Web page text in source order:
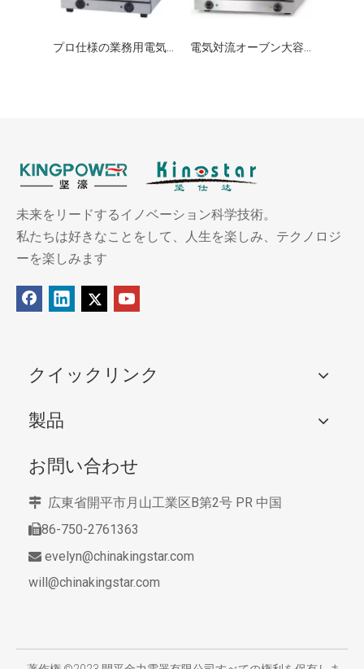
未来をリードするイノベーション科学技術。
私たちは好きなことをして、人生を楽しみ、テクノロジ
ーを楽しみます
クイックリンク
製品
お問い合わせ
 広東省開平市月山工業区B第2号 PR 中国
86-750-2761363
 evelyn@chinakingstar.com
will@chinakingstar.com